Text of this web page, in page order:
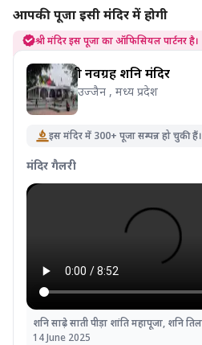
आपकी पूजा इसी मंदिर में होगी
श्री मंदिर इस पूजा का ऑफिसियल पार्टनर है।
श्री नवग्रह शनि मंदिर
उज्जैन , मध्य प्रदेश
इस मंदिर में 300+ पूजा सम्पन्न हो चुकी हैं।
मंदिर गैलरी
14 June 2025